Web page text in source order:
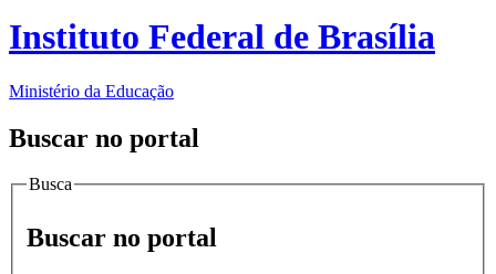
Instituto Federal de Brasília
Ministério da Educação
Buscar no portal
Busca
Buscar no portal